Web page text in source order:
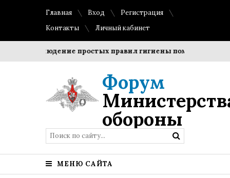
Главная Вход
Регистрация
Контакты
Личный кабинет
Соблюдение простых правил гигиены помогает
Форум
обороны
МЕНЮ САЙТА